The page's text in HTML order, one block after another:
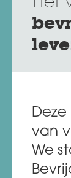
van
We